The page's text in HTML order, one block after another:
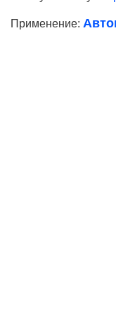
Применение:
Ваше имя